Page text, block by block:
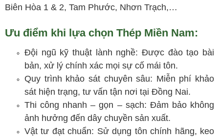
Biên Hòa 1 & 2, Tam Phước, Nhơn Trạch,…
Ưu điểm khi lựa chọn Thép Miền Nam:
Đội ngũ kỹ thuật lành nghề: Được đào tạo bài
bản, xử lý chính xác mọi sự cố mái tôn.
Quy trình khảo sát chuyên sâu: Miễn phí khảo
sát hiện trạng, tư vấn tận nơi tại Đồng Nai.
Thi công nhanh – gọn – sạch: Đảm bảo không
ảnh hưởng đến dây chuyền sản xuất.
Vật tư đạt chuẩn: Sử dụng tôn chính hãng, keo